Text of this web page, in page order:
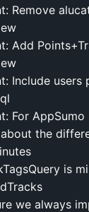
Remove
Add
Include users
For
the
is
we always